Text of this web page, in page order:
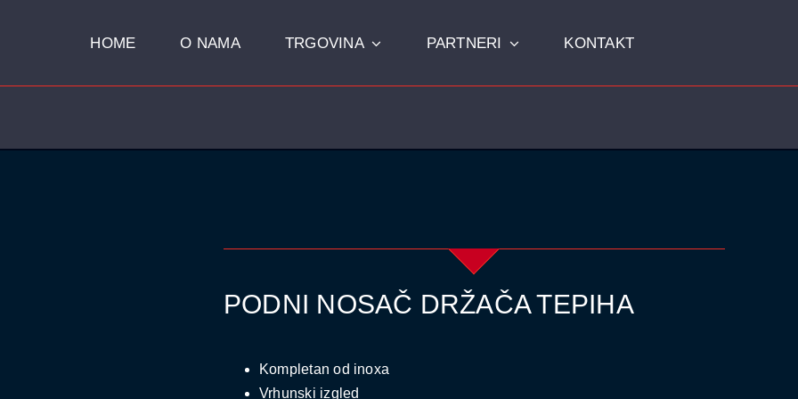
HOME O NAMA TRGOVINA
Pro 42 – Za Pranje Kamiona I Autobusa
ALFACARE
PARTNERI KONTAKT
PODNI NOSAČ DRŽAČA TEPIHA
Kompletan od inoxa
Vrhunski izgled